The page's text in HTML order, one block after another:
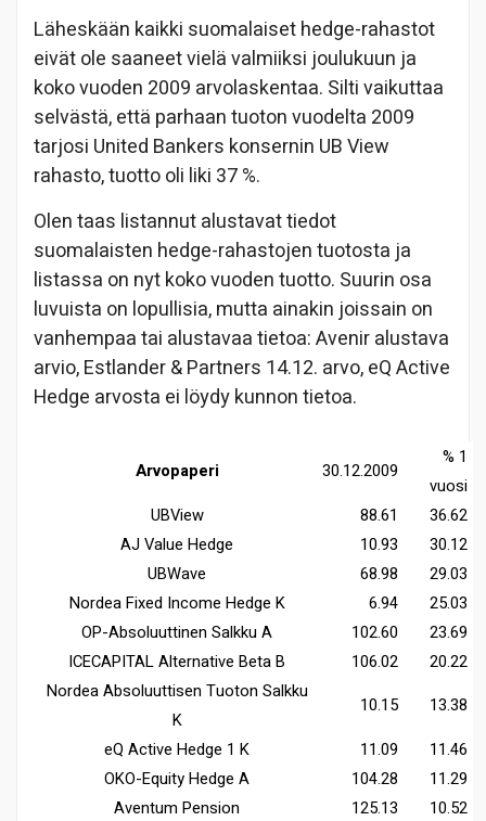
Läheskään kaikki suomalaiset hedge-rahastot
eivät ole saaneet vielä valmiiksi joulukuun ja
koko vuoden 2009 arvolaskentaa. Silti vaikuttaa
selvästä, että parhaan tuoton vuodelta 2009
tarjosi United Bankers konsernin UB View
rahasto, tuotto oli liki 37 %.
Olen taas listannut alustavat tiedot
suomalaisten hedge-rahastojen tuotosta ja
listassa on nyt koko vuoden tuotto. Suurin osa
luvuista on lopullisia, mutta ainakin joissain on
vanhempaa tai alustavaa tietoa: Avenir alustava
arvio, Estlander & Partners 14.12. arvo, eQ Active
Hedge arvosta ei löydy kunnon tietoa.
Arvopaperi 30.12.2009
% 1
vuosi
UBView
88.61
36.62
AJ Value Hedge
10.93
30.12
UBWave
68.98
29.03
Nordea Fixed Income Hedge K
6.94
25.03
OP-Absoluuttinen Salkku A
102.60
23.69
ICECAPITAL Alternative Beta B
106.02
20.22
Nordea Absoluuttisen Tuoton Salkku
K
10.15
13.38
eQ Active Hedge 1 K
11.09
11.46
OKO-Equity Hedge A
104.28
11.29
Aventum Pension
125.13
10.52